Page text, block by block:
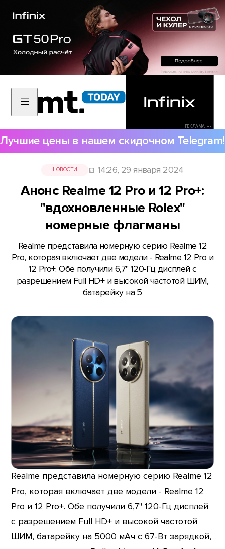
РЕКЛАМА •••
Лучшие цены в нашем скидочном Telegram!
НОВОСТИ 14:26, 29 января 2024
Анонс Realme 12 Pro и 12 Pro+:
"вдохновленные Rolex"
номерные флагманы
Realme представила номерную серию Realme 12
Pro, которая включает две модели - Realme 12 Pro и
12 Pro+. Обе получили 6,7" 120-Гц дисплей с
разрешением Full HD+ и высокой частотой ШИМ,
батарейку на 5
Realme представила номерную серию Realme 12
Pro, которая включает две модели - Realme 12
Pro и 12 Pro+. Обе получили 6,7" 120-Гц дисплей
с разрешением Full HD+ и высокой частотой
ШИМ, батарейку на 5000 мАч с 67-Вт зарядкой,